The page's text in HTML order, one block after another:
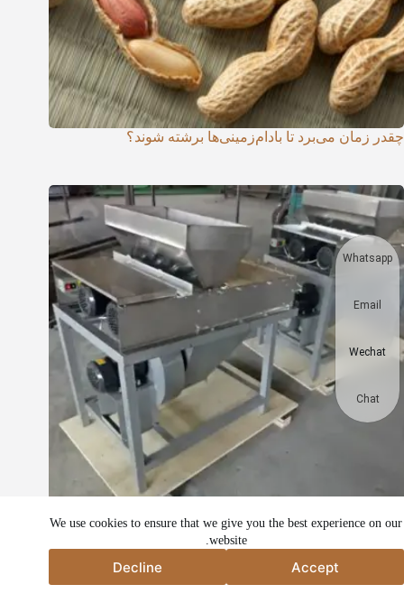
We use cookies to ensure that we give you the best experience on our
website.
Accept
Decline
چقدر زمان می‌برد تا بادام‌زمینی‌ها برشته شوند؟
دستگاه پوست‌کنی بادام‌زمینی به ایالات متحده ارسال شد
Accept
Whatsapp
Email
Wechat
Chat